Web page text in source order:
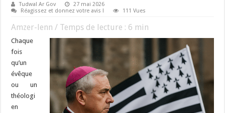
Tudwal Ar Gov
27 mai 2026
Réagissez et donnez votre avis !
111 Vues
Amzer-lenn / Temps de lecture : 6 min
Chaque
fois
qu’un
évêque
ou un
théologi
en